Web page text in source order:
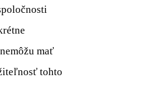
mať
tohto